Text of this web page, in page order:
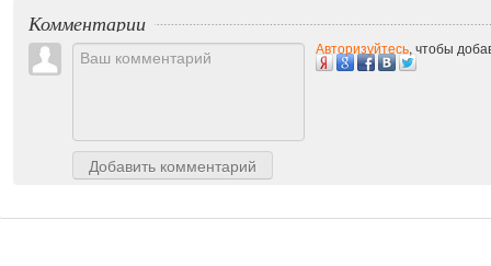
Комментарии
Добавить комментарий
Авторизуйтесь, чтобы